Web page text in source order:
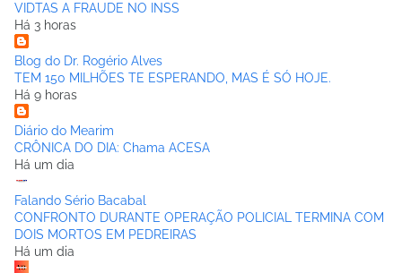
VIDTAS A FRAUDE NO INSS
Há 3 horas
Blog do Dr. Rogério Alves
TEM 150 MILHÕES TE ESPERANDO, MAS É SÓ HOJE.
Há 9 horas
Diário do Mearim
CRÔNICA DO DIA: Chama ACESA
Há um dia
Falando Sério Bacabal
CONFRONTO DURANTE OPERAÇÃO POLICIAL TERMINA COM
DOIS MORTOS EM PEDREIRAS
Há um dia